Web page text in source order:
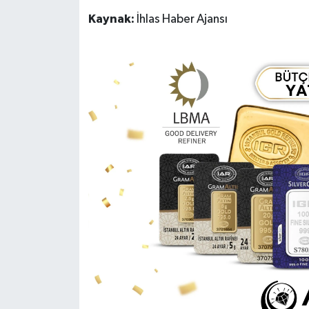
Kaynak: İhlas Haber Ajansı